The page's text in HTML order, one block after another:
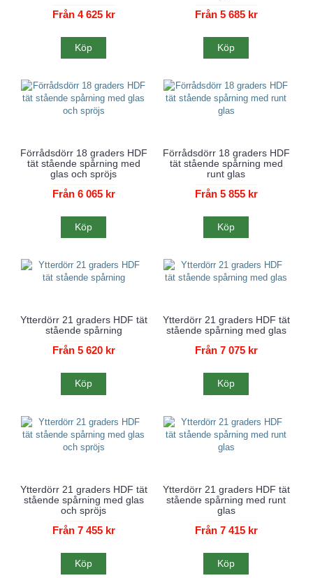
Från 4 625 kr
Köp
Från 5 685 kr
Köp
Förrådsdörr 18 graders HDF
tät stående spårning med
glas och spröjs
Från 6 065 kr
Köp
Förrådsdörr 18 graders HDF
tät stående spårning med
runt glas
Från 5 855 kr
Köp
Ytterdörr 21 graders HDF tät
stående spårning
Från 5 620 kr
Köp
Ytterdörr 21 graders HDF tät
stående spårning med glas
Från 7 075 kr
Köp
Ytterdörr 21 graders HDF tät
stående spårning med glas
och spröjs
Från 7 455 kr
Köp
Ytterdörr 21 graders HDF tät
stående spårning med runt
glas
Från 7 415 kr
Köp